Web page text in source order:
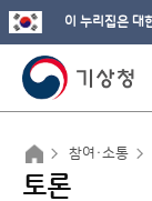
이 누리집은 대
참여·소통
토론